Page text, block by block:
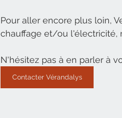
Pour aller encore plus loin,
chauffage et/ou l'électricité,
N'hésitez pas à en parler à
Contacter Vérandalys